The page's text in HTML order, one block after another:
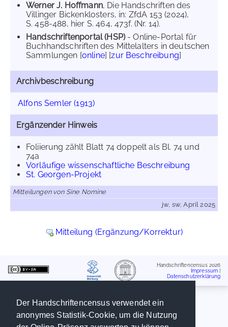
Der Handschriftencensus verwendet ein
anonymes Statistik-Cookie, um die Nutzung
Werner J. Hoffmann, Die Handschriften des
Villinger Bickenklosters, in: ZfdA 153 (2024),
S. 458-488, hier S. 464, 473f. (Nr. 14).
Handschriftenportal (HSP)- Online-Portal für
Buchhandschriften des Mittelalters in deutschen
Sammlungen [online] [zur Beschreibung]
Archivbeschreibung
Alfons Semler (1913)
Ergänzender Hinweis
Foliierung zählt Blatt 74 doppelt als Bl. 74 und
74a
Vorläufige wissenschaftliche Beschreibung
St. Georgen-Projekt
Mitteilungen von Sine Nomine
jw, sw, April 2025
Mitteilung (Ergänzung/Korrektur)
Handschriftencensus 2026
Impressum
Datenschutzerklärung